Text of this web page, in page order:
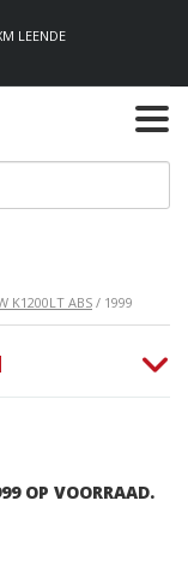
LEENDE
K1200LT ABS / 1999
OP VOORRAAD.